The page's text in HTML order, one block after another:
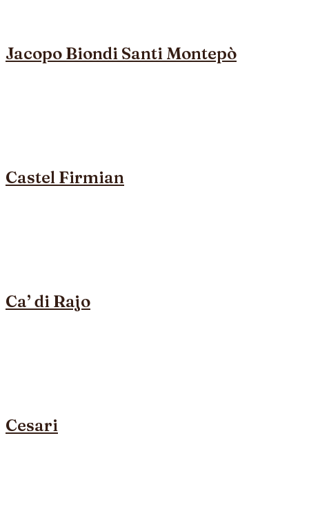
Jacopo Biondi Santi Montepò
Castel Firmian
Ca’ di Rajo
Cesari